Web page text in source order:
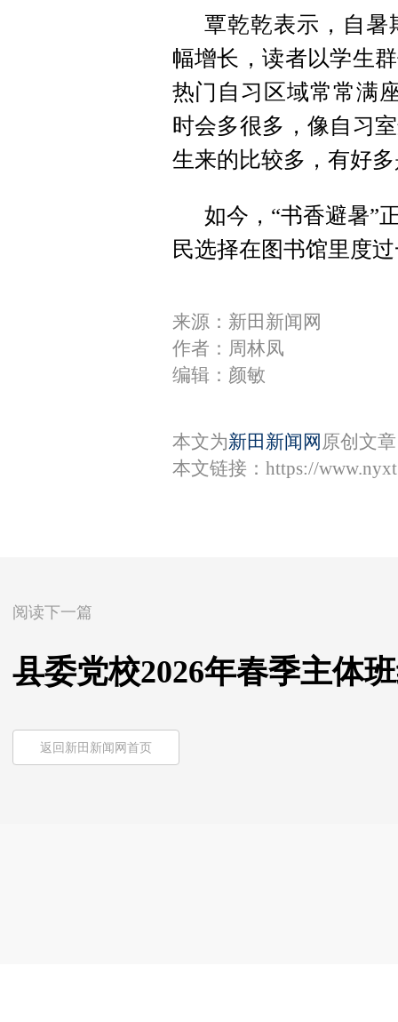
覃乾乾表示，自暑
幅增长，读者以学生
热门自习区域常常满
时会多很多，像自习
生来的比较多，有好
如今，“书香避暑”
民选择在图书馆里度
来源：新田新闻网
作者：周林凤
编辑：颜敏
本文为新田新闻网 原创文
本文链接： https://
阅读下一篇
县委党校2026年春季主体
返回新田新闻网首页